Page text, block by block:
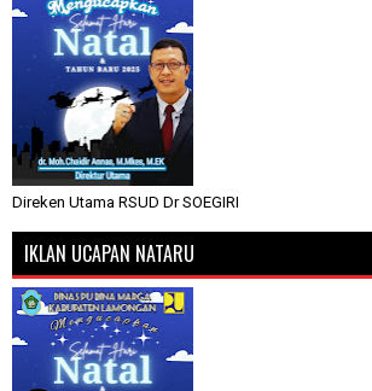
Direken Utama RSUD Dr SOEGIRI
IKLAN UCAPAN NATARU